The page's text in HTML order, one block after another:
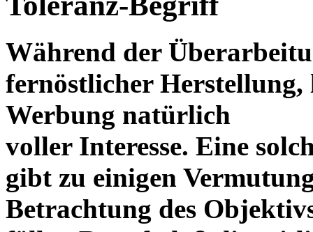
Während der
fernöstlicher Herstellung,
Werbung natürlich
voller Interesse. Eine
gibt zu einigen
Betrachtung des